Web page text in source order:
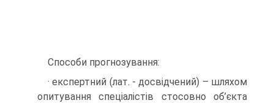
Способи прогнозування:
· експертний (лат. - досвідчений) – шляхом
опитування спеціалістів стосовно об’єкта